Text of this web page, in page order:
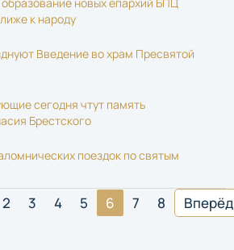
к народу
Введение во храм Пресвятой
сегодня чтут память
Брестского
поездок по святым
2 3 4 5 6 7 8 Вперёд